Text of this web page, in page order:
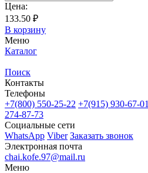
Цена:
133.50 ₽
В корзину
Меню
Каталог
Поиск
Контакты
Телефоны
+7(800) 550-25-22 +7(915) 930-67-01
274-87-73
Социальные сети
WhatsApp Viber Заказать звонок
Электронная почта
chai.kofe.97@mail.ru
Меню